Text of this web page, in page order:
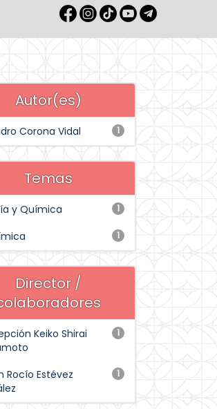
Autor(es)
1
Corona Vidal
Temas
1
y Química
1
Director /
1
Keiko Shirai
1
Rocío Estévez